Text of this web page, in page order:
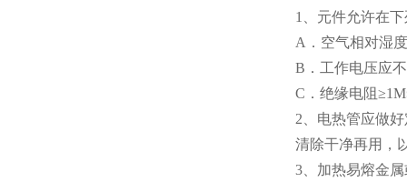
1、元件允许在
A．空气相对湿
B．工作电压应
C．绝缘电阻
2、电热管应做
清除干净再用，
3、加热易熔金